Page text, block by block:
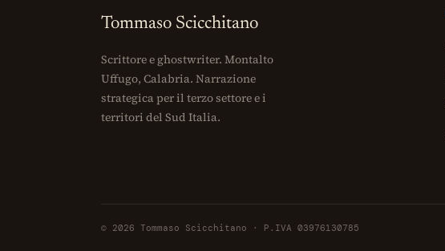
Tommaso Scicchitano
Scrittore e ghostwriter. Montalto
Uffugo, Calabria. Narrazione
strategica per il terzo settore e i
territori del Sud Italia.
© 2026 Tommaso Scicchitano · P.IVA 03976130785